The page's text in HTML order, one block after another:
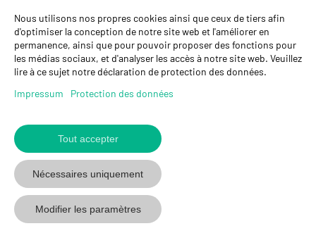
GYSO SA
Succursale Crissier
Chemin de Closalet 20
1023 Crissier
+41 21 637 70 90
www.gyso.ch
suivez
GYSO
sur
suivez
GYSO
Youtube
suivez
GYSO
sur
Linkedin
Nous utilisons nos propres cookies ainsi que ceux de tiers afin
d'optimiser la conception de notre site web et l'améliorer en
permanence, ainsi que pour pouvoir proposer des fonctions pour
les médias sociaux, et d'analyser les accès à notre site web. Veuillez
lire à ce sujet notre déclaration de protection des données.
Impressum
Protection des données
Tout accepter
Nécessaires uniquement
Modifier les paramètres